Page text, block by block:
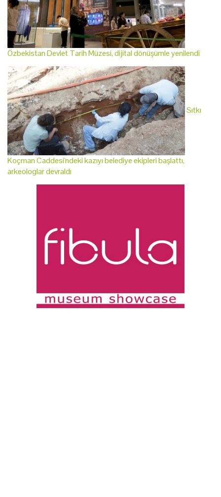
Özbekistan Devlet Tarih Müzesi, dijital dönüşümle yenilendi
Sıtkı
Koçman Caddesi'ndeki kazıyı belediye ekipleri başlattı,
arkeologlar devraldı